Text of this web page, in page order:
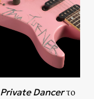
Private Dancerτο